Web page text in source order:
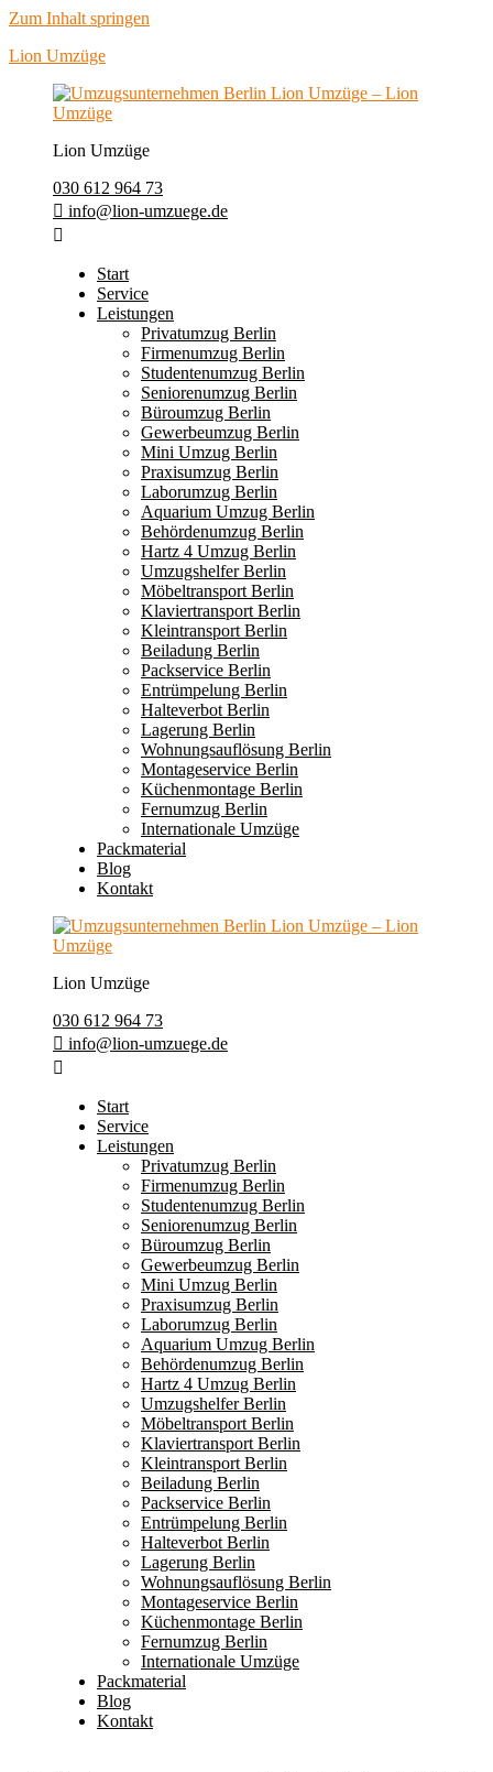
Zum Inhalt springen
Lion Umzüge
Lion Umzüge
030 612 964 73
info@lion-umzuege.de
Start
Service
Leistungen
Privatumzug Berlin
Firmenumzug Berlin
Studentenumzug Berlin
Seniorenumzug Berlin
Büroumzug Berlin
Gewerbeumzug Berlin
Mini Umzug Berlin
Praxisumzug Berlin
Laborumzug Berlin
Aquarium Umzug Berlin
Behördenumzug Berlin
Hartz 4 Umzug Berlin
Umzugshelfer Berlin
Möbeltransport Berlin
Klaviertransport Berlin
Kleintransport Berlin
Beiladung Berlin
Packservice Berlin
Entrümpelung Berlin
Halteverbot Berlin
Lagerung Berlin
Wohnungsauflösung Berlin
Montageservice Berlin
Küchenmontage Berlin
Fernumzug Berlin
Internationale Umzüge
Packmaterial
Blog
Kontakt
Lion Umzüge
030 612 964 73
info@lion-umzuege.de
Start
Service
Leistungen
Privatumzug Berlin
Firmenumzug Berlin
Studentenumzug Berlin
Seniorenumzug Berlin
Büroumzug Berlin
Gewerbeumzug Berlin
Mini Umzug Berlin
Praxisumzug Berlin
Laborumzug Berlin
Aquarium Umzug Berlin
Behördenumzug Berlin
Hartz 4 Umzug Berlin
Umzugshelfer Berlin
Möbeltransport Berlin
Klaviertransport Berlin
Kleintransport Berlin
Beiladung Berlin
Packservice Berlin
Entrümpelung Berlin
Halteverbot Berlin
Lagerung Berlin
Wohnungsauflösung Berlin
Montageservice Berlin
Küchenmontage Berlin
Fernumzug Berlin
Internationale Umzüge
Packmaterial
Blog
Kontakt